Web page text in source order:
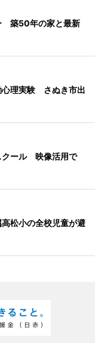
築50年の家と最新
心理実験 さぬき市出
クール 映像活用で
松小の全校児童が避